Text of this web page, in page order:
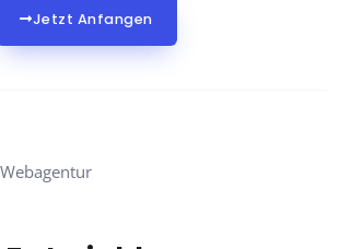
Jetzt Anfangen